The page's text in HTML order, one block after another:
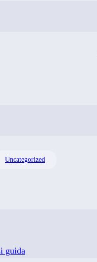
Uncategorized